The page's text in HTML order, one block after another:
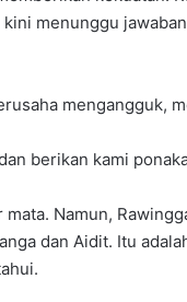
menunggu
mengangguk,
berikan kami
Namun,
dan Aidit. Itu